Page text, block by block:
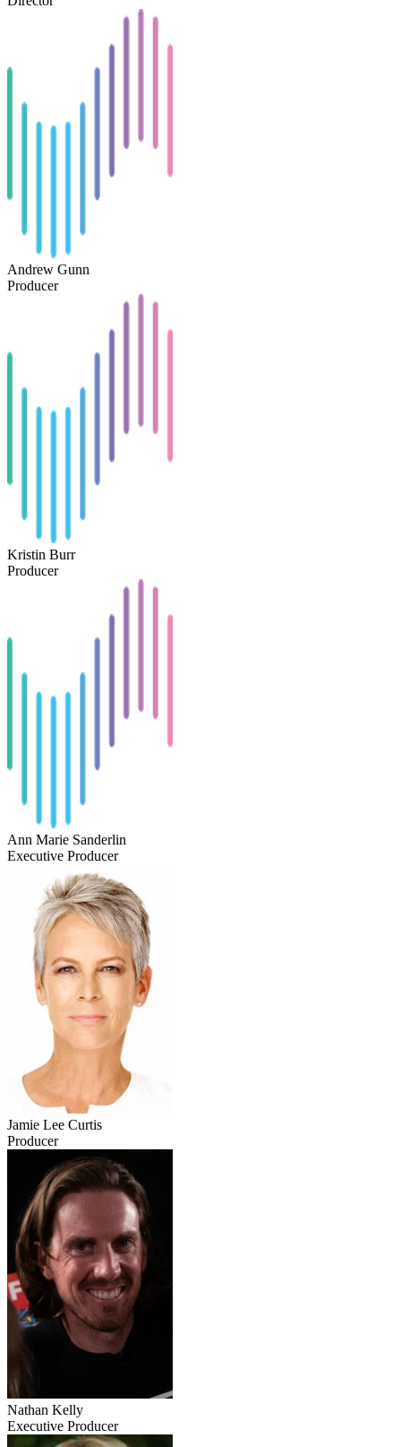
Andrew Gunn
Producer
Kristin Burr
Producer
Ann Marie Sanderlin
Executive Producer
Jamie Lee Curtis
Producer
Nathan Kelly
Executive Producer